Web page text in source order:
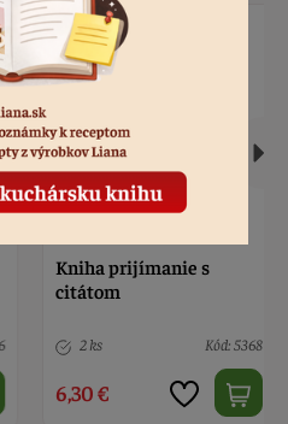
Kniha prijímanie s
citátom
2 ks Kód: 5368
6,30 €